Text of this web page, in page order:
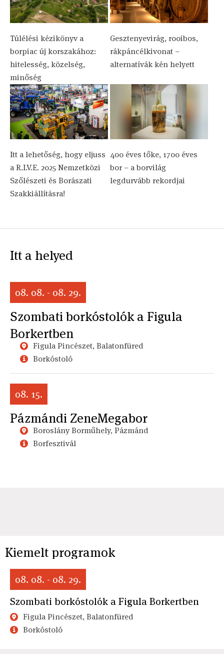
Túlélési kézikönyv a
borpiac új korszakához:
hitelesség, közelség,
minőség
Gesztenyevirág, rooibos,
rákpáncélkivonat –
alternatívák kén helyett
Itt a lehetőség, hogy eljuss
a R.I.V.E. 2025 Nemzetközi
Szőlészeti és Borászati
Szakkiállításra!
400 éves tőke, 1700 éves
bor – a borvilág
legdurvább rekordjai
Itt a helyed
08. 08. - 08. 29.
Szombati borkóstolók a Figula
Borkertben
Figula Pincészet, Balatonfüred
Borkóstoló
08. 15.
Pázmándi ZeneMegabor
Boroslány Borműhely, Pázmánd
Borfesztivál
Kiemelt programok
08. 08. - 08. 29.
Szombati borkóstolók a Figula Borkertben
Figula Pincészet, Balatonfüred
Borkóstoló